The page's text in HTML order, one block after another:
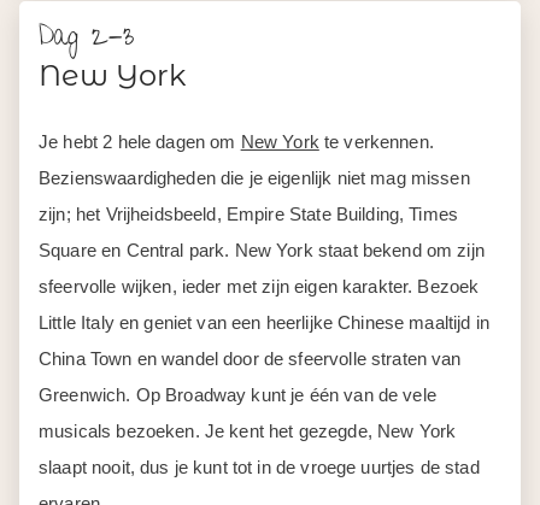
Dag 2-3
New York
Je hebt 2 hele dagen om New York te verkennen.
Bezienswaardigheden die je eigenlijk niet mag missen
zijn; het Vrijheidsbeeld, Empire State Building, Times
Square en Central park. New York staat bekend om zijn
sfeervolle wijken, ieder met zijn eigen karakter. Bezoek
Little Italy en geniet van een heerlijke Chinese maaltijd in
China Town en wandel door de sfeervolle straten van
Greenwich. Op Broadway kunt je één van de vele
musicals bezoeken. Je kent het gezegde, New York
slaapt nooit, dus je kunt tot in de vroege uurtjes de stad